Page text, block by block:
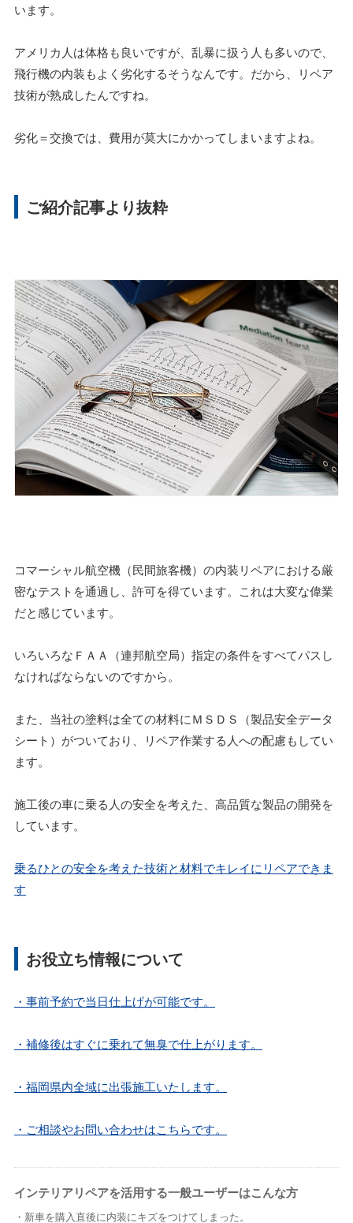
います。
アメリカ人は体格も良いですが、乱暴に扱う人も多いので、
飛行機の内装もよく劣化するそうなんです。だから、リペア
技術が熟成したんですね。
劣化＝交換では、費用が莫大にかかってしまいますよね。
ご紹介記事より抜粋
コマーシャル航空機（民間旅客機）の内装リペアにおける厳
密なテストを通過し、許可を得ています。これは大変な偉業
だと感じています。
いろいろなＦＡＡ（連邦航空局）指定の条件をすべてパスし
なければならないのですから。
また、当社の塗料は全ての材料にＭＳＤＳ（製品安全データ
シート）がついており、リペア作業する人への配慮もしてい
ます。
施工後の車に乗る人の安全を考えた、高品質な製品の開発を
しています。
乗るひとの安全を考えた技術と材料でキレイにリペアできま
す
お役立ち情報について
・事前予約で当日仕上げが可能です。
・補修後はすぐに乗れて無臭で仕上がります。
・福岡県内全域に出張施工いたします。
・ご相談やお問い合わせはこちらです。
インテリアリペアを活用する一般ユーザーはこんな方
・新車を購入直後に内装にキズをつけてしまった。